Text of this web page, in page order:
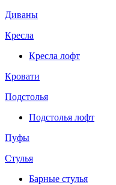
Диваны
Кресла
Кресла лофт
Кровати
Подстолья
Подстолья лофт
Пуфы
Стулья
Барные cтулья